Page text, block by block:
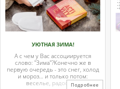
УЮТНАЯ ЗИМА!
А с чем у Вас ассоциируется
слово: "Зима"?Конечно же в
первую очередь - это снег, холод
и мороз… и только потом:
веселье, радость ...Подробнее